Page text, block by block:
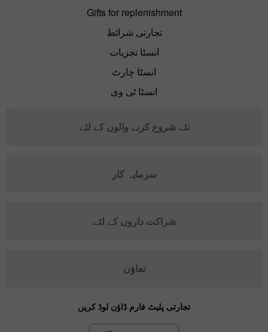
Gifts for replenishment
تجارتی شرائط
انسٹا تجزیات
انسٹا چارٹ
انسٹا ٹی وی
نئے شروع کرنے والوں کے لئے
سرمایہ کار
شراکت داروں کے لئے
تعاؤن
تجارتی پلیٹ فارم ڈاؤن لوڈ کریں